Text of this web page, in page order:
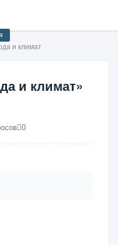
и климат
и климат»
0